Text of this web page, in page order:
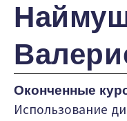
Оконченные
Использование